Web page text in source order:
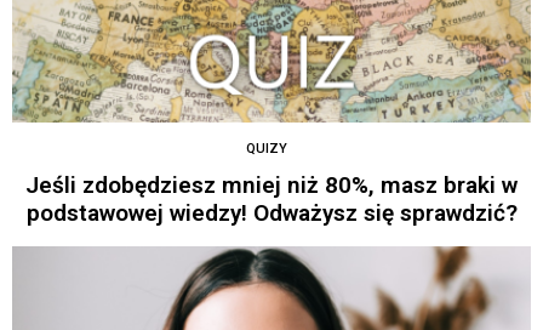
QUIZY
Jeśli zdobędziesz mniej niż 80%, masz braki w
podstawowej wiedzy! Odważysz się sprawdzić?